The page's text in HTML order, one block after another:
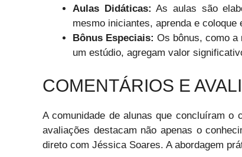
Aulas Didáticas: As aulas são
mesmo iniciantes, aprenda e coloque
Bônus Especiais: Os bônus, como a
um estúdio, agregam valor
COMENTÁRIOS E
A comunidade de alunas que concluíram o
avaliações destacam não apenas o
direto com Jéssica Soares. A abordagem